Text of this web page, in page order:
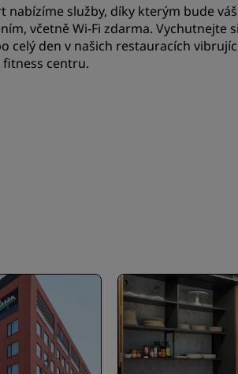
restauraci
nabízíme služby, díky kterým bude
včetně Wi-Fi zdarma. Vychutnejte
celý den v našich restauracích
fitness centru.